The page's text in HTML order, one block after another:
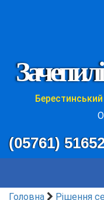
(05761)
Головна
Рішення